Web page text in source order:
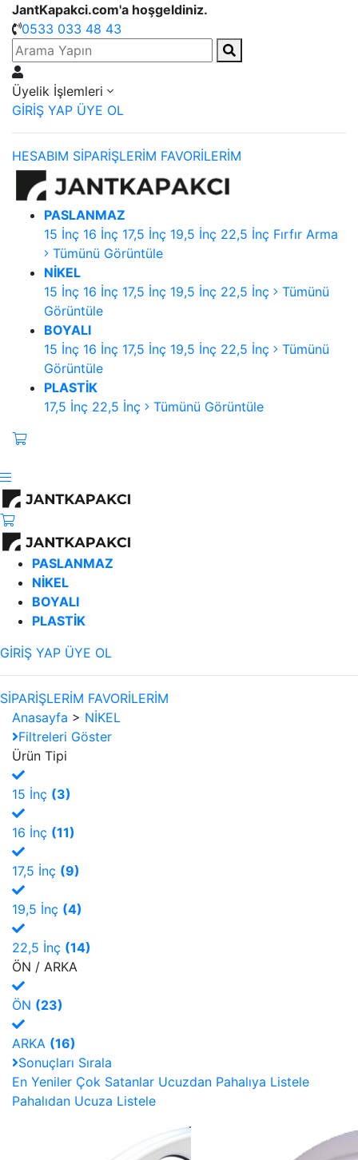
JantKapakci.com'a hoşgeldiniz.
0533 033 48 43
Üyelik İşlemleri
GİRİŞ YAP ÜYE OL
HESABIM SİPARİŞLERİM FAVORİLERİM
PASLANMAZ
15 İnç 16 İnç 17,5 İnç 19,5 İnç 22,5 İnç Fırfır Arma
Tümünü Görüntüle
NİKEL
15 İnç 16 İnç 17,5 İnç 19,5 İnç 22,5 İnç
Tümünü
Görüntüle
BOYALI
15 İnç 16 İnç 17,5 İnç 19,5 İnç 22,5 İnç
Tümünü
Görüntüle
PLASTİK
17,5 İnç 22,5 İnç Tümünü Görüntüle
PASLANMAZ
NİKEL
BOYALI
PLASTİK
GİRİŞ YAP ÜYE OL
SİPARİŞLERİM FAVORİLERİM
Anasayfa > NİKEL
Filtreleri Göster
Ürün Tipi
15 İnç (3)
16 İnç (11)
17,5 İnç (9)
19,5 İnç (4)
22,5 İnç (14)
ÖN / ARKA
ÖN (23)
ARKA (16)
Sonuçları Sırala
En Yeniler Çok Satanlar Ucuzdan Pahalıya Listele
Pahalıdan Ucuza Listele